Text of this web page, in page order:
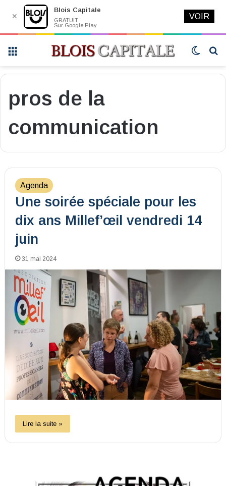
Switch
pros de la
communication
Agenda
Une soirée spéciale pour les
dix ans Millef’œil vendredi 14
juin
31 mai 2024
Lire la suite »
✕
Blois Capitale
GRATUIT
Sur Google Play
VOIR